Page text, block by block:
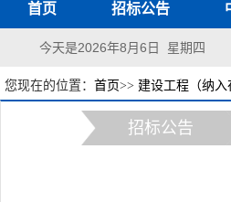
首页 招标公告
今天是2026年8月6日 星期四
您现在的位置： 首页>> 建设工程（纳入
招标公告